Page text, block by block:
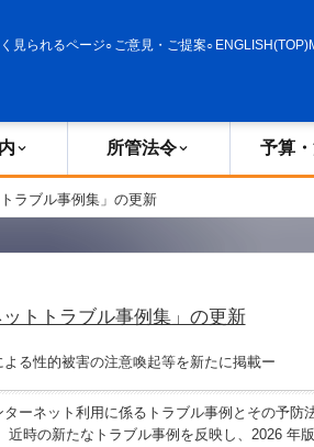
見られるページ ご意見・ご提案 ENGLISH(TOP)
所管法令 予算
ラブル事例集」の更新
ットトラブル事例集」の更新
る性的被害の注意喚起等を新たに掲載ー
ーネット利用に係るトラブル事例とその予防
近時の新たなトラブル事例を反映し、2026 年